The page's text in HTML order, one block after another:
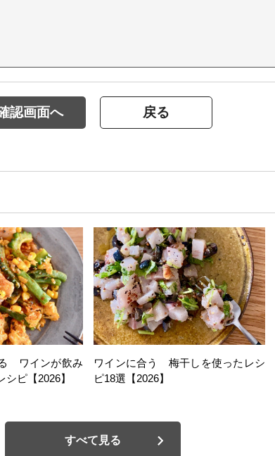
認画面へ 戻る
ワインが飲み
ピ【2026】
ワインに合う 梅干しを使ったレシ
ピ18選【2026】
すべて見る